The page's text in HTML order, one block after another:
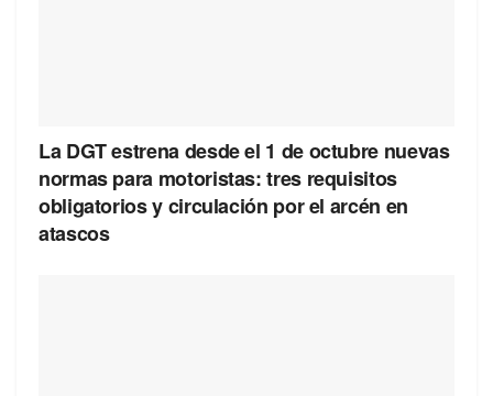
La DGT estrena desde el 1 de octubre nuevas
normas para motoristas: tres requisitos
obligatorios y circulación por el arcén en
atascos